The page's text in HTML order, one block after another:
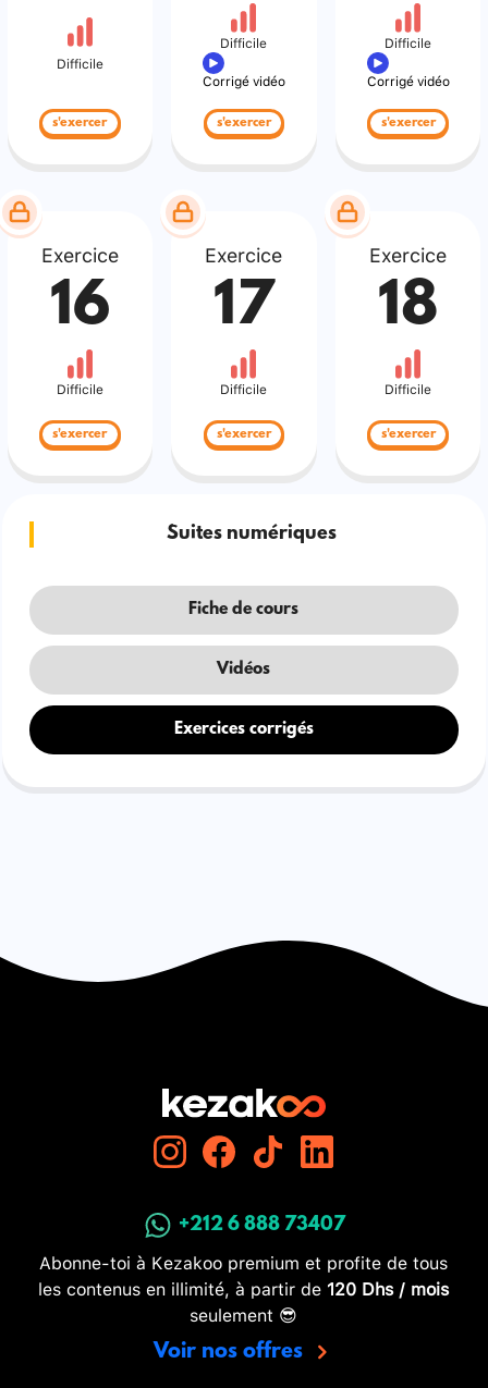
Difficile
s'exercer
Difficile
Corrigé vidéo
s'exercer
Difficile
Corrigé vidéo
s'exercer
Exercice
16
Difficile
s'exercer
Exercice
17
Difficile
s'exercer
Exercice
18
Difficile
s'exercer
Suites numériques
Fiche de cours
Vidéos
Exercices corrigés
+212 6 888 73407
Abonne-toi à Kezakoo premium et profite de tous
les contenus en illimité, à partir de 120 Dhs / mois
seulement 😎
Voir nos offres